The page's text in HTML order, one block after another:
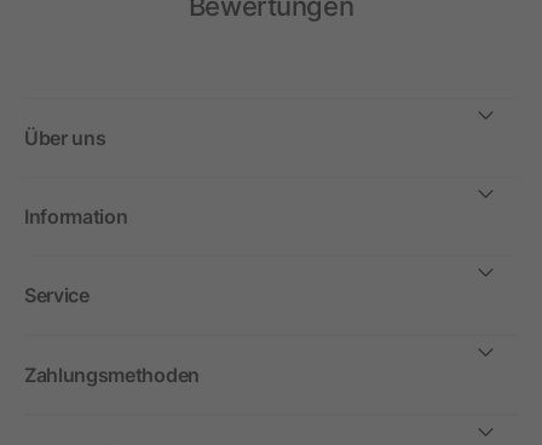
Bewertungen
Über uns
Information
Service
Zahlungsmethoden